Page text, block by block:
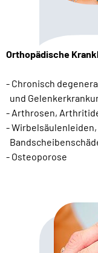
Orthopädische
- Chronisch
und
- Arthrosen,
-
- Osteoporose